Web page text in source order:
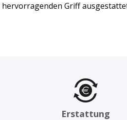
hervorragenden Griff
Erstattung